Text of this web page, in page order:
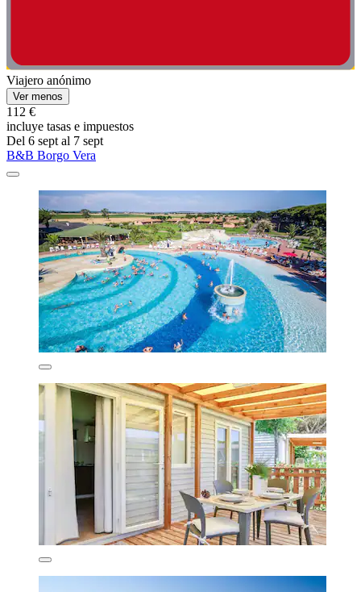
Viajero anónimo
Ver menos
112 €
incluye tasas e impuestos
Del 6 sept al 7 sept
B&B Borgo Vera